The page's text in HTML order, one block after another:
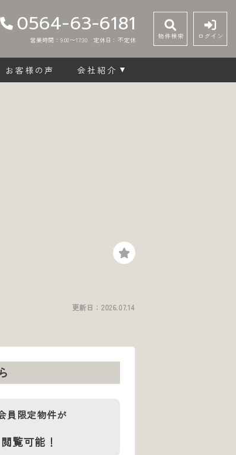
0564-63-6181
営業時間：9:00〜17:30 定休日：不定休 物件検索 ログイン
お客様の声 会社紹介
更新日： 2026.07.14
員限定物件が
閲覧可能！